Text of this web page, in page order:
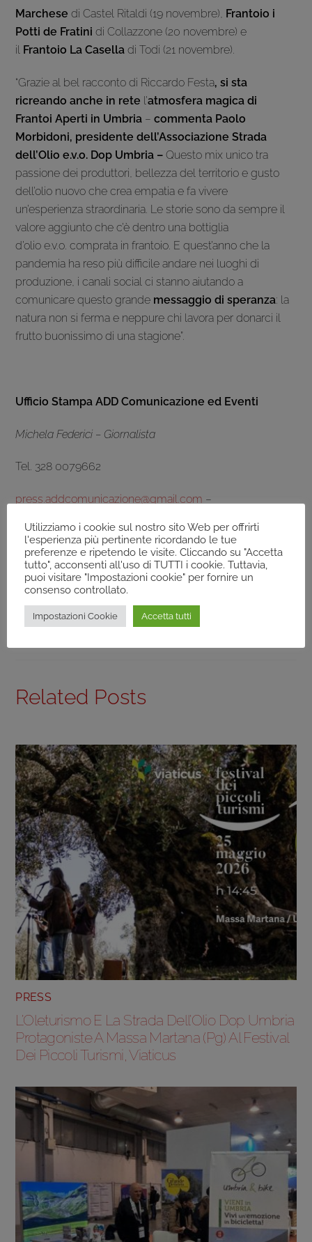
Marchese di Castel Ritaldi (19 novembre), Frantoio i
Potti de Fratini di Collazzone (20 novembre) e
il Frantoio La Casella di Todi (21 novembre).
“Grazie al bel racconto di Riccardo Festa, si sta
ricreando anche in rete l’atmosfera magica di
Frantoi Aperti in Umbria –commenta Paolo
Morbidoni, presidente dell’Associazione Strada
dell’Olio e.v.o. Dop Umbria – Questo mix unico tra
passione dei produttori, bellezza del territorio e gusto
dell’olio nuovo che crea empatia e fa vivere
un’esperienza straordinaria. Le storie sono da sempre il
valore aggiunto che c’è dentro una bottiglia
d’olio e.v.o. comprata in frantoio. E quest’anno che la
pandemia ha reso più difficile andare nei luoghi di
produzione, i canali social ci stanno aiutando a
comunicare questo grande messaggio di speranza: la
natura non si ferma e neppure chi lavora per donarci il
frutto buonissimo di una stagione”.
Ufficio Stampa ADD Comunicazione ed Eventi
Michela Federici – Giornalista
Tel. 328 0079662
press.addcomunicazione@gmail.com –
Inizia il racconto digitale di Frantoi Aperti in Umbria
“Patto di Spello. Per l’Enoturismo e l’Oleoturismo
Related Posts
PRESS
L’Oleturismo E La Strada Dell’Olio Dop Umbria
Protagoniste A Massa Martana (Pg) Al Festival
Dei Piccoli Turismi, Viaticus
Utilizziamo i cookie sul nostro sito Web per offrirti
l'esperienza più pertinente ricordando le tue
preferenze e ripetendo le visite. Cliccando su "Accetta
tutto", acconsenti all'uso di TUTTI i cookie. Tuttavia,
puoi visitare "Impostazioni cookie" per fornire un
consenso controllato.
Impostazioni Cookie Accetta tutti